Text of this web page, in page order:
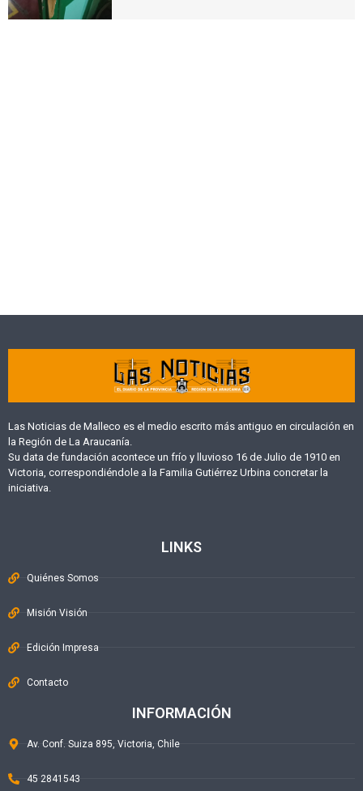
Las Noticias de Malleco es el medio escrito más antiguo en circulación en
la Región de La Araucanía.
Su data de fundación acontece un frío y lluvioso 16 de Julio de 1910 en
Victoria, correspondiéndole a la Familia Gutiérrez Urbina concretar la
iniciativa.
LINKS
Quiénes Somos
Misión Visión
Edición Impresa
Contacto
INFORMACIÓN
Av. Conf. Suiza 895, Victoria, Chile
45 2841543